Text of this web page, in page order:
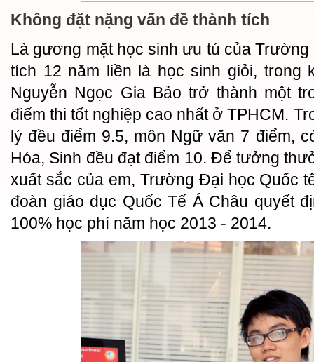
Không đặt nặng vấn đề thành tích
Là gương mặt học sinh ưu tú của
tích 12 năm liền là học sinh giỏi, trong
Nguyễn Ngọc Gia Bảo trở thành một
điểm thi tốt nghiệp cao nhất ở TPHCM.
lý đều điểm 9.5, môn Ngữ văn 7 điểm,
Hóa, Sinh đều đạt điểm 10. Để tưởng
xuất sắc của em, Trường Đại học Quốc
đoàn giáo dục Quốc Tế Á Châu quyết
100% học phí năm học 2013 - 2014.